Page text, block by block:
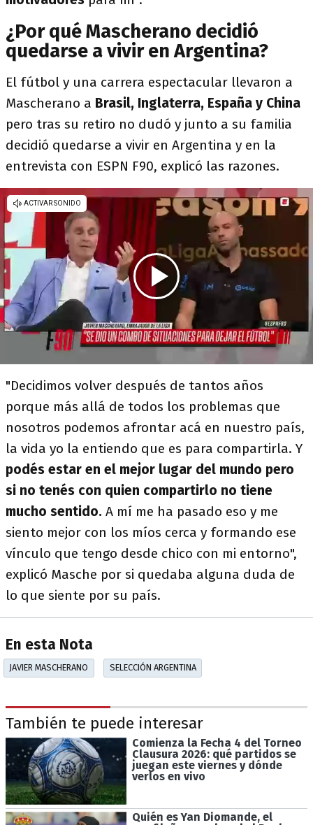
¿Por qué Mascherano decidió
quedarse a vivir en Argentina?
El fútbol y una carrera espectacular llevaron a
Mascherano a Brasil, Inglaterra, España y China
pero tras su retiro no dudó y junto a su familia
decidió quedarse a vivir en Argentina y en la
entrevista con ESPN F90, explicó las razones.
"Decidimos volver después de tantos años
porque más allá de todos los problemas que
nosotros podemos afrontar acá en nuestro país,
la vida yo la entiendo que es para compartirla. Y
podés estar en el mejor lugar del mundo pero
si no tenés con quien compartirlo no tiene
mucho sentido. A mí me ha pasado eso y me
siento mejor con los míos cerca y formando ese
vínculo que tengo desde chico con mi entorno",
explicó Masche por si quedaba alguna duda de
lo que siente por su país.
En esta Nota
JAVIER MASCHERANO SELECCIÓN ARGENTINA
También te puede interesar
Comienza la Fecha 4 del Torneo
Clausura 2026: qué partidos se
juegan este viernes y dónde
verlos en vivo
Quién es Yan Diomande, el